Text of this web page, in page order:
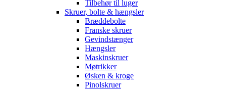
Tilbehør til luger
Skruer, bolte & hængsler
Bræddebolte
Franske skruer
Gevindstænger
Hængsler
Maskinskruer
Møtrikker
Øsken & kroge
Pinolskruer